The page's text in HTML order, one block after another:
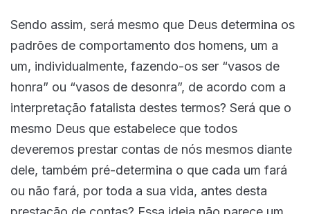
Sendo assim, será mesmo que Deus determina os
padrões de comportamento dos homens, um a
um, individualmente, fazendo-os ser “vasos de
honra” ou “vasos de desonra”, de acordo com a
interpretação fatalista destes termos? Será que o
mesmo Deus que estabelece que todos
deveremos prestar contas de nós mesmos diante
dele, também pré-determina o que cada um fará
ou não fará, por toda a sua vida, antes desta